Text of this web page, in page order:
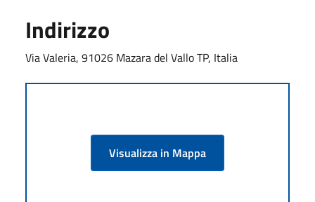
Indirizzo
Via Valeria, 91026 Mazara del Vallo TP, Italia
Visualizza in Mappa